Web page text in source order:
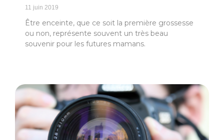
11 juin 2019
Être enceinte, que ce soit la première grossesse
ou non, représente souvent un très beau
souvenir pour les futures mamans.